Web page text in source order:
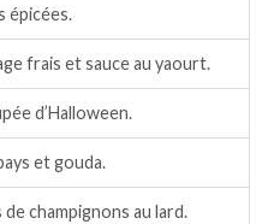
épicées.
frais et sauce au yaourt.
d’Halloween.
et gouda.
champignons au lard.